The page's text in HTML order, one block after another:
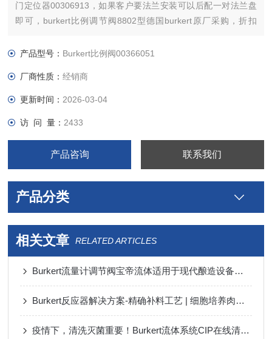
门定位器00306913，如果客户要法兰安装可以后配一对法兰盘
即可，burkert比例调节阀8802型德国burkert原厂采购，折扣
等售前和售后服务！
产品型号： Burkert比例阀00366051
厂商性质：经销商
更新时间： 2026-03-04
访 问 量： 2433
产品咨询 联系我们
产品分类
相关文章 RELATED ARTICLES
Burkert流量计调节阀宝帝流体适用于现代酿造设备的可靠流体技术
Burkert反应器解决方案-精确补料工艺 | 细胞培养肉的“生长魔法”
疫情下，清洗灭菌重要！Burkert流体系统CIP在线清洗守护您